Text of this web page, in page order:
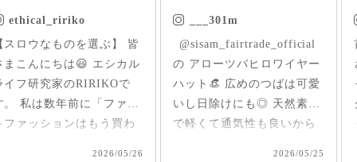
___301m
ㅤㅤㅤ @sisam_fairtrade_official
の アローツバヒロワイヤー
ハット👒 広めのつばは可愛
いし日除けにも◎ 天然素材
で軽くて通気性も良いから
2026/05/25
chica.chikako
首元にはいった草花刺繍が
さりげなくアクセントにな
ったインド産のオーガニッ
クコットンのブラウス✨ 軽
くて柔らか♪ 前後を変えて
2026/05/17